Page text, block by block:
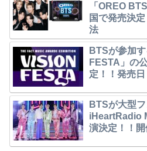
「OREO
国で発売決
法
BTSが参加
FESTA」の
定！！発売
BTSが大型
iHeartRadio
演決定！！